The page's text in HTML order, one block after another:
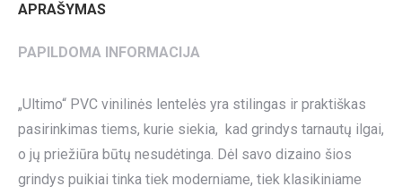
APRAŠYMAS
PAPILDOMA INFORMACIJA
„Ultimo“ PVC vinilinės lentelės yra stilingas ir praktiškas
pasirinkimas tiems, kurie siekia, kad grindys tarnautų ilgai,
o jų priežiūra būtų nesudėtinga. Dėl savo dizaino šios
grindys puikiai tinka tiek moderniame, tiek klasikiniame